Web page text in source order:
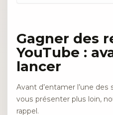
Gagner des
YouTube :
lancer
Avant d’entamer l’une
vous présenter plus loin,
rappel.